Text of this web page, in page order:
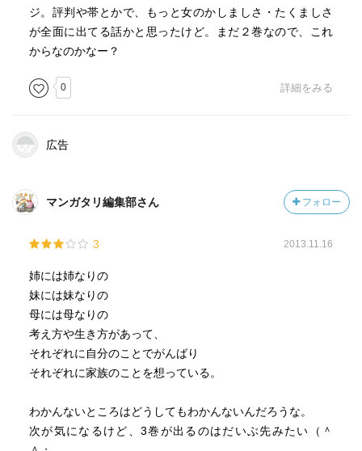
ジ。評判や帯とかで、もっと女のかしましさ・たくましさ
が全面に出てる話かと思ったけど。まだ２巻なので、これ
からなのかなー？
0 詳細をみる
広告
マンガタリ編集部さん フォロー
3 2013.11.16
姉には姉なりの
妹には妹なりの
母には母なりの
考え方や生き方があって、
それぞれに自分のことでがんばり
それぞれに家族のことを想っている。
わかんないところはどうしてもわかんないんだろうな。
次が気になるけど、3巻が出るのはだいぶ先みたい（＾